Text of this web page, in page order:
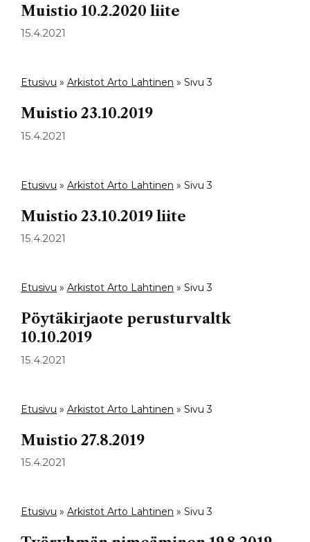
Muistio 10.2.2020 liite
15.4.2021
Etusivu » Arkistot Arto Lahtinen » Sivu 3
Muistio 23.10.2019
15.4.2021
Etusivu » Arkistot Arto Lahtinen » Sivu 3
Muistio 23.10.2019 liite
15.4.2021
Etusivu » Arkistot Arto Lahtinen » Sivu 3
Pöytäkirjaote perusturvaltk
10.10.2019
15.4.2021
Etusivu » Arkistot Arto Lahtinen » Sivu 3
Muistio 27.8.2019
15.4.2021
Etusivu » Arkistot Arto Lahtinen » Sivu 3